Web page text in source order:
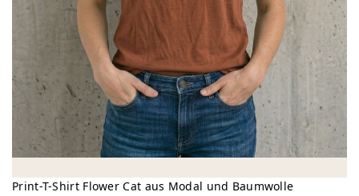
Print-T-Shirt Flower Cat aus Modal und Baumwolle